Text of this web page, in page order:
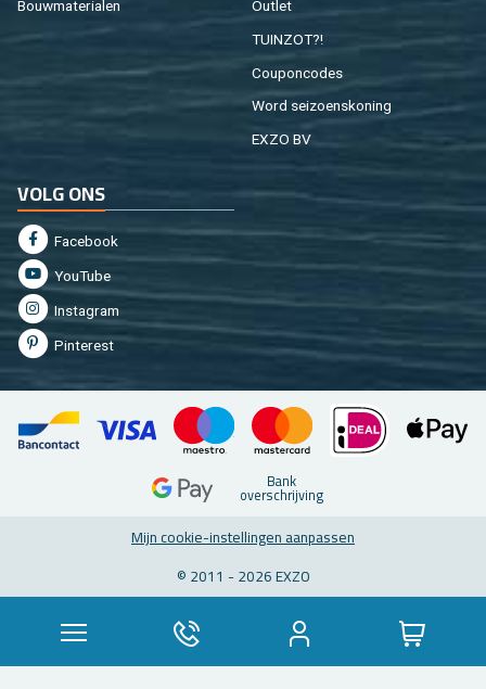
Bouw­ma­te­ri­a­len
Out­let
TUIN­ZOT?!
Cou­pon­co­des
Word sei­zoens­ko­ning
EXZO BV
VOLG ONS
Fa­cebook
You­Tu­be
In­st­agram
Pin­te­rest
Bank
over­schrij­ving
Mijn coo­kie-in­stel­lin­gen aan­pas­sen
© 2011 - 2026 EXZO